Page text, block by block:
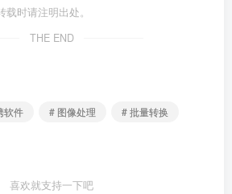
时请注明出处。
THE END
软件 # 图像处理
# 批量转换
喜欢就支持一下吧